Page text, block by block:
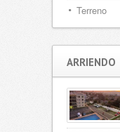
Terreno
ARRIENDO